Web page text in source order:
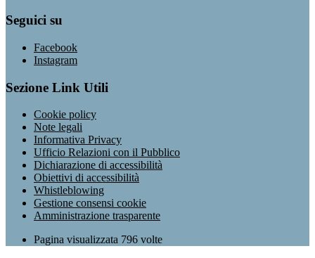
Seguici su
Facebook
Instagram
Sezione Link Utili
Cookie policy
Note legali
Informativa Privacy
Ufficio Relazioni con il Pubblico
Dichiarazione di accessibilità
Obiettivi di accessibilità
Whistleblowing
Gestione consensi cookie
Amministrazione trasparente
Pagina visualizzata 796 volte